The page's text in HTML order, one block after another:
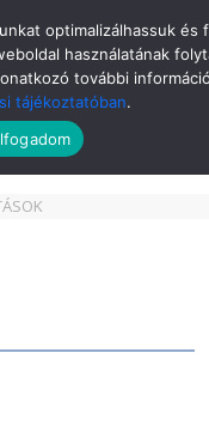
optimalizálhassuk és
használatának
további
tájékoztatóban.